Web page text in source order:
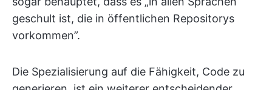
geschult ist, die in öffentlichen Repositorys
vorkommen”.
Die Spezialisierung auf die Fähigkeit, Code zu